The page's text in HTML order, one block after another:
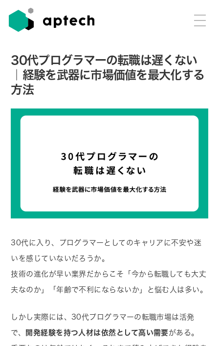
30代プログラマーの転職は遅くない
｜経験を武器に市場価値を最大化する
方法
30代に入り、プログラマーとしてのキャリアに不安や迷
いを感じていないだろうか。
技術の進化が早い業界だからこそ「今から転職しても大丈
夫なのか」「年齢で不利にならないか」と悩む人は多い。
しかし実際には、30代プログラマーの転職市場は活発
で、 開発経験を持つ人材は依然として高い需要がある。